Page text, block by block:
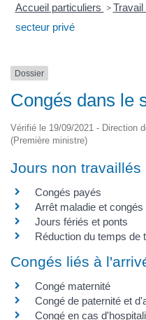
Accueil particuliers >
secteur privé
Dossier
Congés dans le
Vérifié le 19/09/2021 - Direction
(Première ministre)
Jours non travaillés
Congés payés
Arrêt maladie et
Jours fériés et ponts
Réduction du temps de
Congés liés à
Congé maternité
Congé de paternité et
Congé en cas